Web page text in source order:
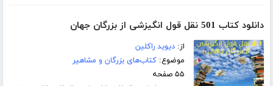
دانلود کتاب 501 نقل قول انگیزشی از بزرگان جهان
از:دیوید راکلین
موضوع:کتاب‌های بزرگان و مشاهیر
۵۵ صفحه